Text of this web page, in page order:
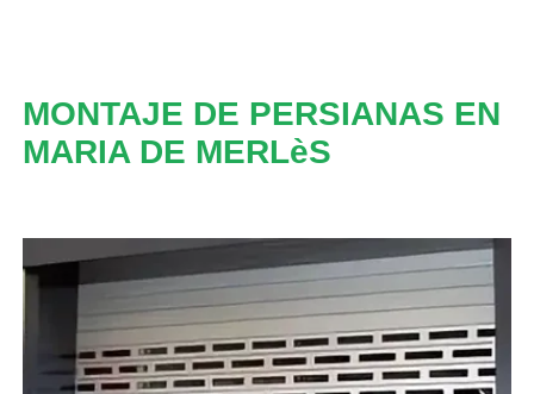
MONTAJE DE PERSIANAS EN
MARIA DE MERLèS